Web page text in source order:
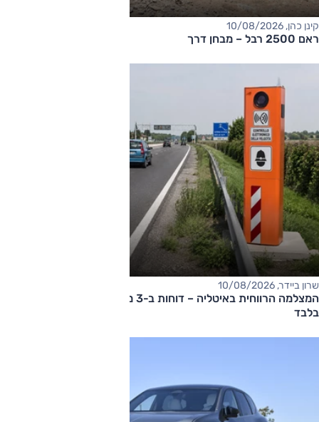
קינן כהן, 10/08/2026
ראם 2500 רבל – מבחן דרך
שרון ביידר, 10/08/2026
בלבד